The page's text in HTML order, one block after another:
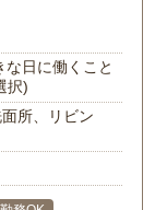
日に働くこと
択)
所、リビン